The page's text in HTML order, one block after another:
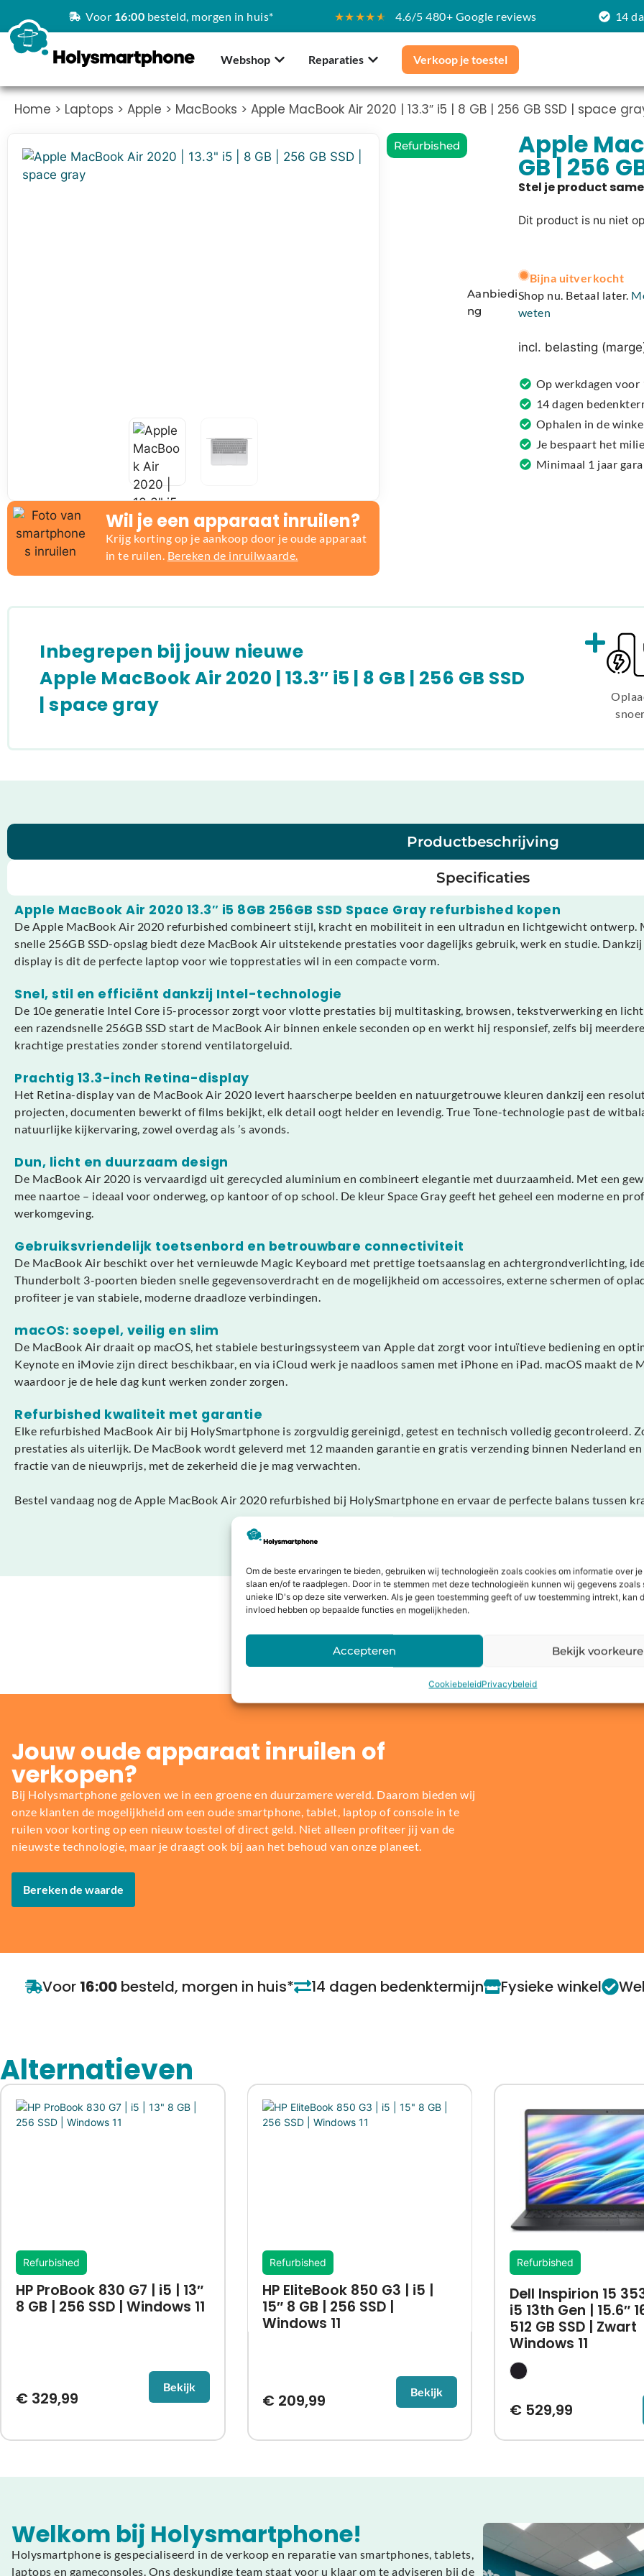
Om de beste ervaringen te bieden, gebruiken wij technologieën zoals cookies om informatie over
slaan en/of te raadplegen. Door in te stemmen met deze technologieën kunnen wij gegevens zoals
unieke ID's op deze site verwerken. Als je geen toestemming geeft of uw toestemming intrekt, kan
invloed hebben op bepaalde functies en mogelijkheden.
Accepteren Bekijk
CookiebeleidPrivacybeleid
Voor 16:00 besteld, morgen in huis* ★★★★★ 4.6/5 480+ Google reviews 14
Webshop Reparaties Verkoop je toestel
Home > Laptops > Apple > MacBooks > Apple MacBook Air 2020 | 13.3″ i5 | 8 GB | 256 GB SSD | space
Wil je een apparaat inruilen?
Krijg korting op je aankoop door je oude apparaat
in te ruilen. Bereken de inruilwaarde.
Refurbished
Aanbiedi
ng
Apple
GB | 256
Dit product is nu niet
l
t
e
n
t
i
v
e
:
Bijna uitverkocht
Shop nu. Betaal later.
weten
incl. belasting
Op werkdagen
14 dagen
Ophalen in de
Je bespaart het
Minimaal 1 jaar
Inbegrepen bij jouw nieuwe
Apple MacBook Air 2020 | 13.3″ i5 | 8 GB | 256 GB SSD
| space gray
Productbeschrijving
Specificaties
Apple MacBook Air 2020 13.3″ i5 8GB 256GB SSD Space Gray refurbished kopen
De Apple MacBook Air 2020 refurbished combineert stijl, kracht en mobiliteit in een ultradun en lichtgewicht ontwerp.
snelle 256GB SSD-opslag biedt deze MacBook Air uitstekende prestaties voor dagelijks gebruik, werk en studie.
display is dit de perfecte laptop voor wie topprestaties wil in een compacte vorm.
Snel, stil en efficiënt dankzij Intel-technologie
De 10e generatie Intel Core i5-processor zorgt voor vlotte prestaties bij multitasking, browsen, tekstverwerking en
een razendsnelle 256GB SSD start de MacBook Air binnen enkele seconden op en werkt hij responsief, zelfs bij
krachtige prestaties zonder storend ventilatorgeluid.
Prachtig 13.3-inch Retina-display
Het Retina-display van de MacBook Air 2020 levert haarscherpe beelden en natuurgetrouwe kleuren dankzij een
projecten, documenten bewerkt of films bekijkt, elk detail oogt helder en levendig. True Tone-technologie past de
natuurlijke kijkervaring, zowel overdag als ’s avonds.
Dun, licht en duurzaam design
De MacBook Air 2020 is vervaardigd uit gerecycled aluminium en combineert elegantie met duurzaamheid. Met een
mee naartoe – ideaal voor onderweg, op kantoor of op school. De kleur Space Gray geeft het geheel een moderne en
werkomgeving.
Gebruiksvriendelijk toetsenbord en betrouwbare connectiviteit
De MacBook Air beschikt over het vernieuwde Magic Keyboard met prettige toetsaanslag en achtergrondverlichting,
Thunderbolt 3-poorten bieden snelle gegevensoverdracht en de mogelijkheid om accessoires, externe schermen of
profiteer je van stabiele, moderne draadloze verbindingen.
macOS: soepel, veilig en slim
De MacBook Air draait op macOS, het stabiele besturingssysteem van Apple dat zorgt voor intuïtieve bediening en
Keynote en iMovie zijn direct beschikbaar, en via iCloud werk je naadloos samen met iPhone en iPad. macOS maakt
waardoor je de hele dag kunt werken zonder zorgen.
Refurbished kwaliteit met garantie
Elke refurbished MacBook Air bij HolySmartphone is zorgvuldig gereinigd, getest en technisch volledig gecontroleerd.
prestaties als uiterlijk. De MacBook wordt geleverd met 12 maanden garantie en gratis verzending binnen Nederland
fractie van de nieuwprijs, met de zekerheid die je mag verwachten.
Bestel vandaag nog de Apple MacBook Air 2020 refurbished bij HolySmartphone en ervaar de perfecte balans tussen
Dit zeggen onze klanten
Jouw oude apparaat inruilen of
verkopen?
Bij Holysmartphone geloven we in een groene en duurzamere wereld. Daarom bieden wij
onze klanten de mogelijkheid om een oude smartphone, tablet, laptop of console in te
ruilen voor korting op een nieuw toestel of direct geld. Niet alleen profiteer jij van de
nieuwste technologie, maar je draagt ook bij aan het behoud van onze planeet.
Bereken de waarde
Voor 16:00 besteld, morgen in huis* 14 dagen bedenktermijn Fysieke winkel
Alternatieven
Refurbished
HP ProBook 830 G7 | i5 | 13″
8 GB | 256 SSD | Windows 11
€329,99
Bekijk
Refurbished
HP EliteBook 850 G3 | i5 |
15″ 8 GB | 256 SSD |
Windows 11
€ 209,99 Bekijk
Refurbished
Dell Inspirion 15
i5 13th Gen | 15.6″
512 GB SSD | Zwart
Windows 11
€529,99
Welkom bij Holysmartphone!
Holysmartphone is gespecialiseerd in de verkoop en reparatie van smartphones, tablets,
laptops en gameconsoles. Ons deskundige team staat voor u klaar om te adviseren bij de